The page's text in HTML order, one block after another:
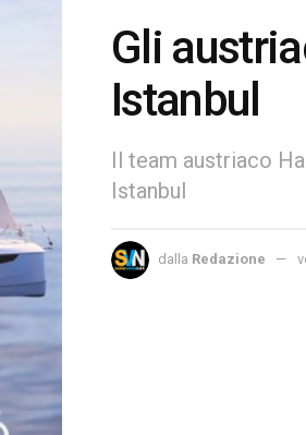
Gli
Istanbul
Il team austriaco
Istanbul
dalla Redazione